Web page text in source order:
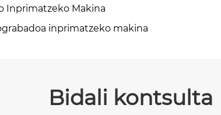
Inprimatzeko Makina
inprimatzeko makina
Bidali kontsulta